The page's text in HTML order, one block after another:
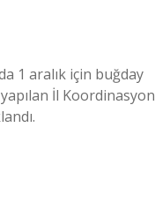
1 aralık için buğday
İl Koordinasyon